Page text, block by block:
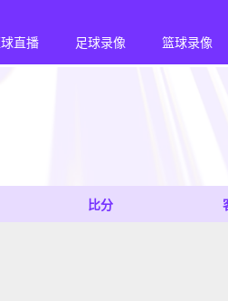
直播 足球录像 篮球录像
比分